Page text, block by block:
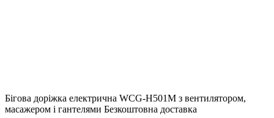
Бігова доріжка електрична WCG-H501M з вентилятором,
масажером і гантелями Безкоштовна доставка